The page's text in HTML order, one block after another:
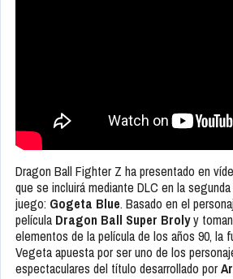
Dragon Ball Fighter Z ha presentado en
que se incluirá mediante DLC en la
juego: Gogeta Blue. Basado en el
película Dragon Ball Super Brolyy
elementos de la película de los años 90, la
Vegeta apuesta por ser uno de los
espectaculares del título desarrollado por